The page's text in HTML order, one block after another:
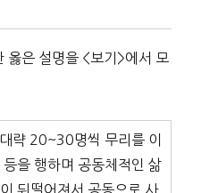
옳은 설명을 <보기>에서 모
략 20~30명씩 무리를 이
을 행하며 공동체적인 삶
뒤떨어져서 공동으로 사